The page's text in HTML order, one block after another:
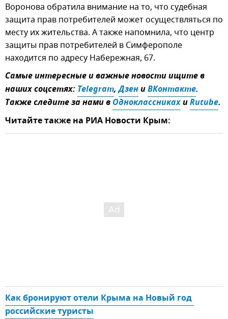
Воронова обратила внимание на то, что судебная
защита прав потребителей может осуществляться по
месту их жительства. А также напомнила, что центр
защиты прав потребителей в Симферополе
находится по адресу Набережная, 67.
Самые интересные и важные новости ищите в
наших соцсетях:Telegram,ДзениВКонтакте.
Также следите за нами вОдноклассникахиRutube.
Читайте также на РИА Новости Крым:
Как бронируют отели Крыма на Новый год
российские туристы